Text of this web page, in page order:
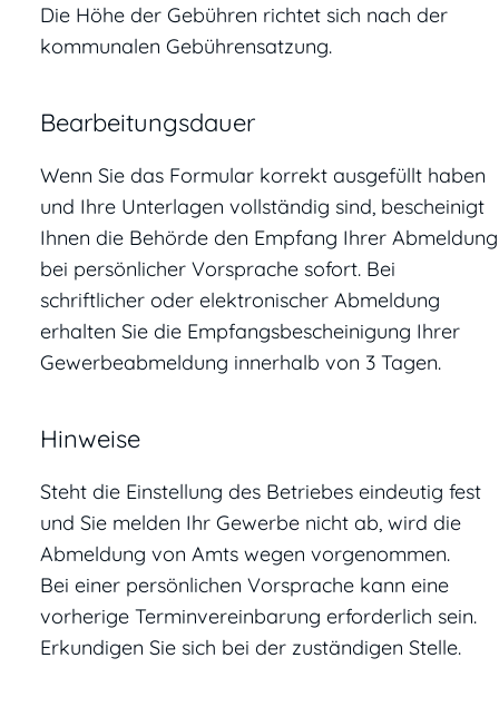
Die Höhe der Gebühren richtet sich nach der
kommunalen Gebührensatzung.
Bearbeitungsdauer
Wenn Sie das Formular korrekt ausgefüllt haben
und Ihre Unterlagen vollständig sind, bescheinigt
Ihnen die Behörde den Empfang Ihrer Abmeldung
bei persönlicher Vorsprache sofort. Bei
schriftlicher oder elektronischer Abmeldung
erhalten Sie die Empfangsbescheinigung Ihrer
Gewerbeabmeldung innerhalb von 3 Tagen.
Hinweise
Steht die Einstellung des Betriebes eindeutig fest
und Sie melden Ihr Gewerbe nicht ab, wird die
Abmeldung von Amts wegen vorgenommen.
Bei einer persönlichen Vorsprache kann eine
vorherige Terminvereinbarung erforderlich sein.
Erkundigen Sie sich bei der zuständigen Stelle.